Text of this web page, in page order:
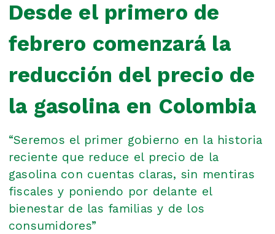
Desde el primero de
febrero comenzará la
reducción del precio de
la gasolina en Colombia
“Seremos el primer gobierno en la historia
reciente que reduce el precio de la
gasolina con cuentas claras, sin mentiras
fiscales y poniendo por delante el
bienestar de las familias y de los
consumidores”